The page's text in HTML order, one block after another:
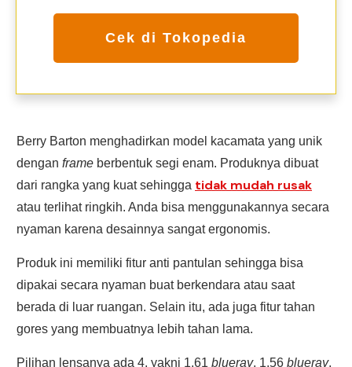
Cek di Tokopedia
Berry Barton menghadirkan model kacamata yang unik
dengan frame berbentuk segi enam. Produknya dibuat
dari rangka yang kuat sehingga tidak mudah rusak
atau terlihat ringkih. Anda bisa menggunakannya secara
nyaman karena desainnya sangat ergonomis.
Produk ini memiliki fitur anti pantulan sehingga bisa
dipakai secara nyaman buat berkendara atau saat
berada di luar ruangan. Selain itu, ada juga fitur tahan
gores yang membuatnya lebih tahan lama.
Pilihan lensanya ada 4, yakni 1,61 blueray, 1,56 blueray,